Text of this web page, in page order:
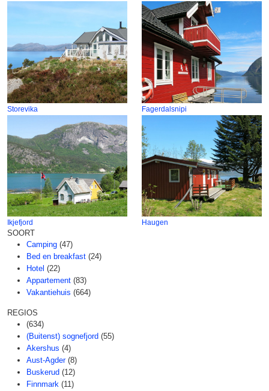
Storevika Fagerdalsnipi
Ikjefjord Haugen
SOORT
Camping (47)
Bed en breakfast (24)
Hotel (22)
Appartement (83)
Vakantiehuis (664)
REGIOS
(634)
(Buitenst) sognefjord (55)
Akershus (4)
Aust-Agder (8)
Buskerud (12)
Finnmark (11)